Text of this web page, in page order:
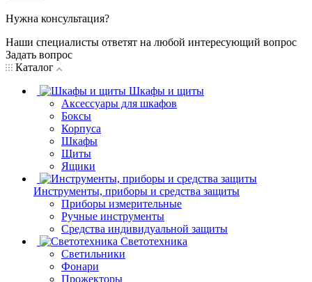
Нужна консультация?
Наши специалисты ответят на любой интересующий вопрос
Задать вопрос
Каталог
Шкафы и щиты
Аксессуары для шкафов
Боксы
Корпуса
Шкафы
Щиты
Ящики
Инструменты, приборы и средства защиты
Приборы измерительные
Ручные инструменты
Средства индивидуальной защиты
Светотехника
Светильники
Фонари
Прожекторы